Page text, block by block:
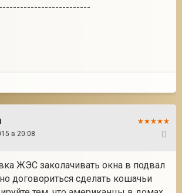
в 20:08
ЖЭС заколачивать окна в подвал
договориться сделать кошачьи